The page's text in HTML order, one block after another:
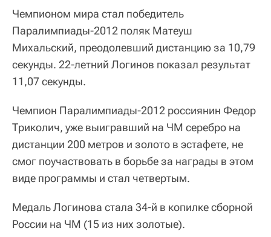
Чемпионом мира стал победитель
Паралимпиады-2012 поляк Матеуш
Михальский, преодолевший дистанцию за 10,79
секунды. 22-летний Логинов показал результат
11,07 секунды.
Чемпион Паралимпиады-2012 россиянин Федор
Триколич, уже выигравший на ЧМ серебро на
дистанции 200 метров и золото в эстафете, не
смог поучаствовать в борьбе за награды в этом
виде программы и стал четвертым.
Медаль Логинова стала 34-й в копилке сборной
России на ЧМ (15 из них золотые).